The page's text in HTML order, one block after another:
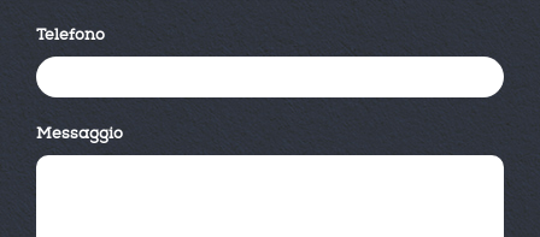
Telefono
Messaggio